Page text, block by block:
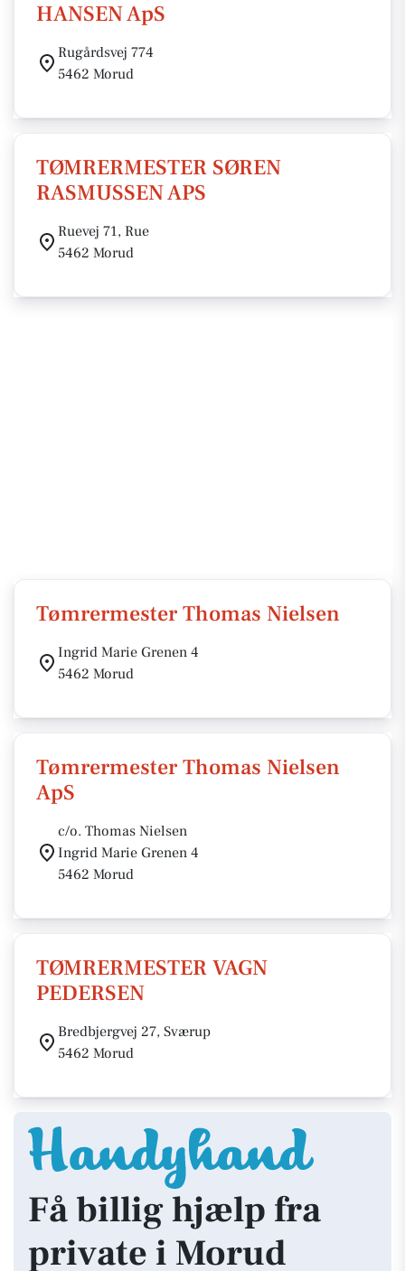
HANSEN ApS
Rugårdsvej 774
5462 Morud
TØMRERMESTER SØREN
RASMUSSEN APS
Ruevej 71, Rue
5462 Morud
Tømrermester Thomas Nielsen
Ingrid Marie Grenen 4
5462 Morud
Tømrermester Thomas Nielsen
ApS
c/o. Thomas Nielsen
Ingrid Marie Grenen 4
5462 Morud
TØMRERMESTER VAGN
PEDERSEN
Bredbjergvej 27, Sværup
5462 Morud
Få billig hjælp fra
private i Morud